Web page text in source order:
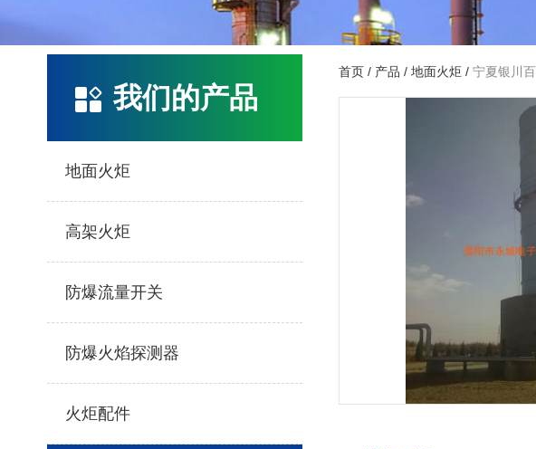
我们的产品
地面火炬
高架火炬
防爆流量开关
防爆火焰探测器
火炬配件
首页/ 产品 /地面火炬 /宁夏银川